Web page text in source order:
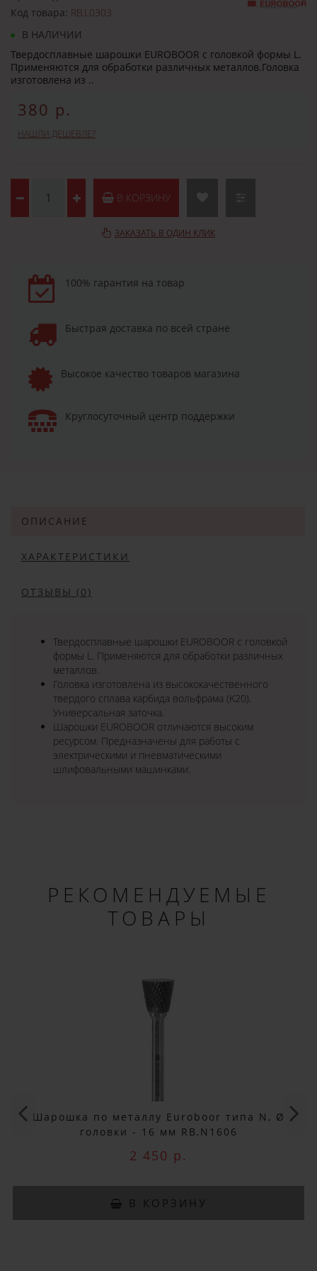
Не упусти выгоду!
Заказ вы можете оплатить любым
способом, включая online оплату
и беспроцентную рассрочку!
В нашем магазине всегда
актуальные цены!
Код товара: RB.L0303
В НАЛИЧИИ
Твердосплавные шарошки EUROBOOR с головкой формы L.
Применяются для обработки различных металлов.Головка
изготовлена из ..
380 р.
НАШЛИ ДЕШЕВЛЕ?
В КОРЗИНУ
ЗАКАЗАТЬ В ОДИН КЛИК
100% гарантия на товар
Быстрая доставка по всей стране
Высокое качество товаров магазина
Круглосуточный центр поддержки
ОПИСАНИЕ
ХАРАКТЕРИСТИКИ
ОТЗЫВЫ (0)
Твердосплавные шарошки EUROBOOR с головкой
формы L. Применяются для обработки различных
металлов.
Головка изготовлена из высококачественного
твердого сплава карбида вольфрама (K20).
Универсальная заточка.
Шарошки EUROBOOR отличаются высоким
ресурсом. Предназначены для работы с
электрическими и пневматическими
шлифовальными машинками.
РЕКОМЕНДУЕМЫЕ
ТОВАРЫ
Шарошка по металлу Euroboor типа N, Ø
головки - 16 мм RB.N1606
2 450 р.
В КОРЗИНУ